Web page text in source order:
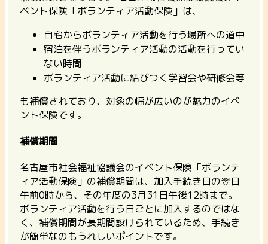
ベント保険「ボランティア活動保険」は、
自宅からボランティア活動を行う場所への道中
宿泊を伴うボランティア活動の活動を行ってい
ない時間
ボランティア活動に結びつく学習会や研修会等
も補償されており、対象の幅が広いのが魅力のイベ
ント保険です。
補償期間
名古屋市社会福祉協議会のイベント保険「ボランテ
ィア活動保険」の補償期間は、加入手続き日の翌日
午前0時から、その年度の3月31日午後12時まで。
ボランティア活動を行う日ごとに加入するのではな
く、補償期間が長期間設けられているため、手続き
が簡単なのもうれしいポイントです。